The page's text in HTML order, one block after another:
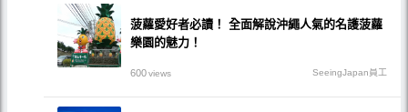
菠蘿愛好者必讀！ 全面解說沖繩人氣的名護菠蘿
樂園的魅力！
600views SeeingJapan員工